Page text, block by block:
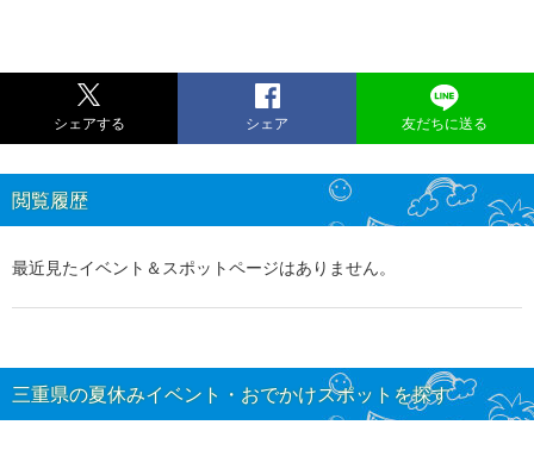
シェアする シェア 友だちに送る
閲覧履歴
最近見たイベント＆スポットページはありません。
三重県の夏休みイベント・おでかけスポットを探す